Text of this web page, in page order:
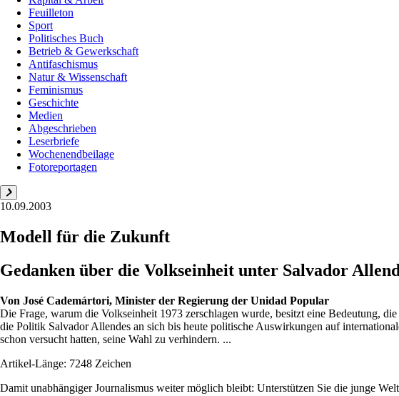
Feuilleton
Sport
Politisches Buch
Betrieb & Gewerkschaft
Antifaschismus
Natur & Wissenschaft
Feminismus
Geschichte
Medien
Abgeschrieben
Leserbriefe
Wochenendbeilage
Fotoreportagen
10.09.2003
Modell für die Zukunft
Gedanken über die Volkseinheit unter Salvador
Von José Cademártori, Minister der Regierung der Unidad Popular
Die Frage, warum die Volkseinheit 1973 zerschlagen wurde, besitzt eine Bedeutung,
die Politik Salvador Allendes an sich bis heute politische Auswirkungen auf
schon versucht hatten, seine Wahl zu verhindern. ...
Artikel-Länge: 7248 Zeichen
Damit unabhängiger Journalismus weiter möglich bleibt: Unterstützen Sie die junge